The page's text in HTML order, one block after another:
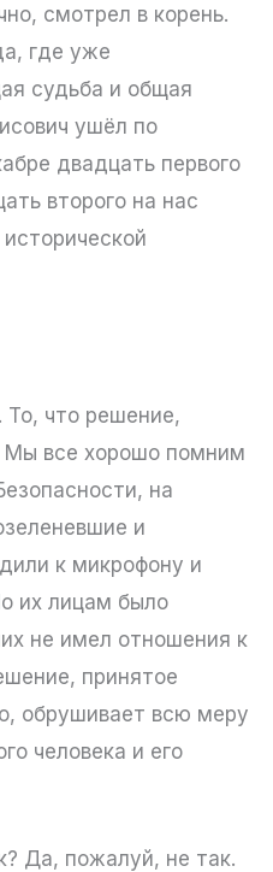
смотрел в корень.
где уже
судьба и общая
ушёл по
двадцать первого
второго на нас
что решение,
Мы все хорошо помним
на
и
к микрофону и
их лицам было
не имел отношения к
принятое
обрушивает всю меру
человека и его
Да, пожалуй, не так.